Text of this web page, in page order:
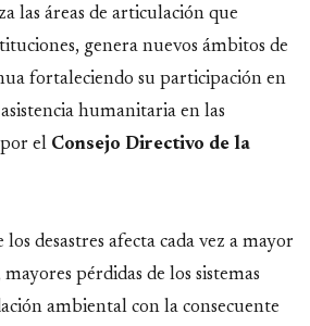
las áreas de articulación que
genera nuevos ámbitos de
fortaleciendo su participación en
humanitaria en las
el Consejo Directivo de la
desastres afecta cada vez a mayor
pérdidas de los sistemas
ambiental con la consecuente